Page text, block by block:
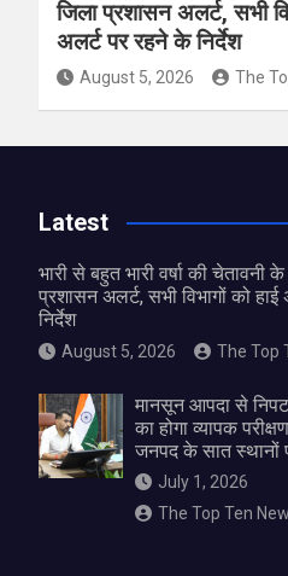
जिला प्रशासन अलर्ट, सभी
अलर्ट पर रहने के निर्देश
August 5, 2026 The
Latest
भारी से बहुत भारी वर्षा की चेतावनी
प्रशासन अलर्ट, सभी विभागों को
निर्देश
August 5, 2026 The Top
मानसून आपदा से
का होगा व्यापक
जनपद के सात स्थानों
July 1, 2026
The Top Ten